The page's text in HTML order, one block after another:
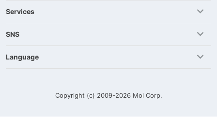
Services
SNS
Language
Copyright (c) 2009-2026 Moi Corp.